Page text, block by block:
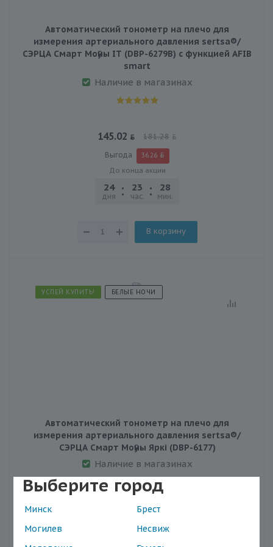
Выберите город
Минск
Брест
Могилев
Несвиж
Автоматический тонометр на плечо для
измерения артериального давления sertsa®/
СЭРЦА Смарт Мoӯны IT (DBP-6279B) с функцией AFIB
smart
Наличие в магазинах
145.02 181.28
Выгода 36.26
До конца акции
24
дня
23
час.
28
мин.
В корзину
УСПЕЙ КУПИТЬ! БЕЛЫЕ НОЧИ
Автоматический тонометр на плечо для
измерения артериального давления sertsa®/
СЭРЦА Смарт Моӯны Яркі (DBP-6177)
Наличие в магазинах